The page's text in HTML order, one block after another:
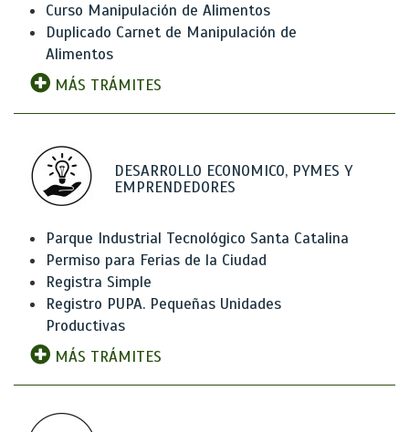
Curso Manipulación de Alimentos
Duplicado Carnet de Manipulación de
Alimentos
MÁS TRÁMITES
DESARROLLO ECONOMICO, PYMES Y
EMPRENDEDORES
Parque Industrial Tecnológico Santa Catalina
Permiso para Ferias de la Ciudad
Registra Simple
Registro PUPA. Pequeñas Unidades
Productivas
MÁS TRÁMITES